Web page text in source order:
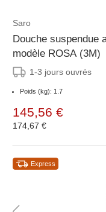
Saro
Douche suspendue
modèle ROSA (3M)
1-3 jours ouvrés
Poids (kg): 1.7
145,56 €
174,67 €
Express